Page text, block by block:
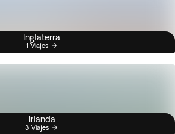
Inglaterra
1 Viajes
Irlanda
3 Viajes